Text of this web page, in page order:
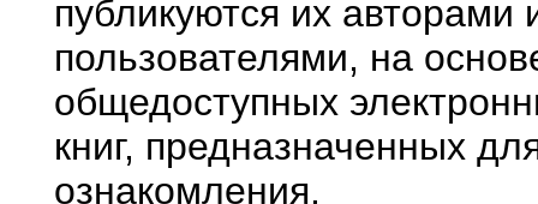
публикуются их авторами
пользователями, на
общедоступных
книг, предназначенных
ознакомления.